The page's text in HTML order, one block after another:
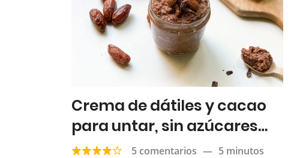
Crema de dátiles y cacao
para untar, sin azúcares
añadidos5 comentarios — 5 minutos